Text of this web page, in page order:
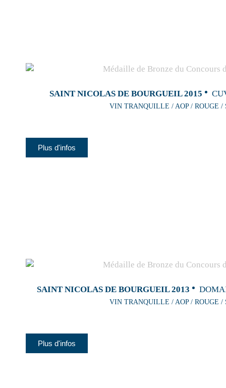
SAINT NICOLAS DE BOURGUEIL 2015
VIN TRANQUILLE / AOP / ROUGE /
Plus d'infos
SAINT NICOLAS DE BOURGUEIL 2013
VIN TRANQUILLE / AOP / ROUGE /
Plus d'infos